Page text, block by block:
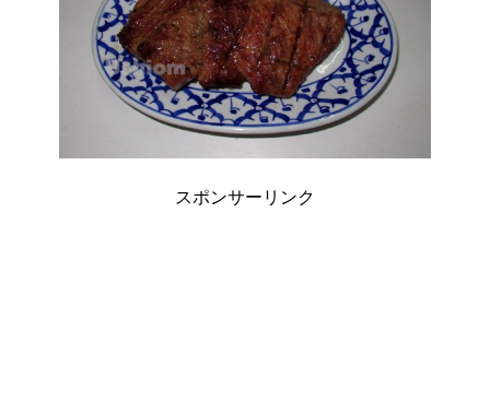
スポンサーリンク